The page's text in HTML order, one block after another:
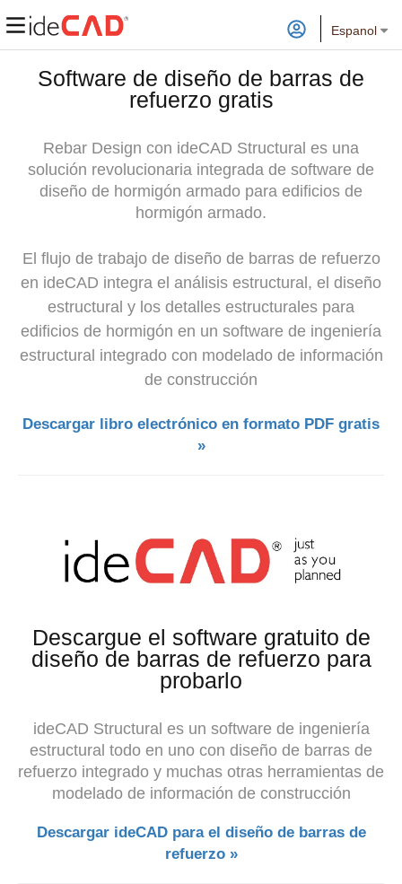
Espanol
Software de diseño de barras de
refuerzo gratis
Rebar Design con ideCAD Structural es una
solución revolucionaria integrada de software de
diseño de hormigón armado para edificios de
hormigón armado.
El flujo de trabajo de diseño de barras de refuerzo
en ideCAD integra el análisis estructural, el diseño
estructural y los detalles estructurales para
edificios de hormigón en un software de ingeniería
estructural integrado con modelado de información
de construcción
Descargar libro electrónico en formato PDF gratis
»
Descargue el software gratuito de
diseño de barras de refuerzo para
probarlo
ideCAD Structural es un software de ingeniería
estructural todo en uno con diseño de barras de
refuerzo integrado y muchas otras herramientas de
modelado de información de construcción
Descargar ideCAD para el diseño de barras de
refuerzo »